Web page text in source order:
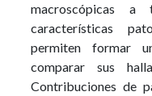
macroscópicas
características
permiten formar
comparar sus
Contribuciones de